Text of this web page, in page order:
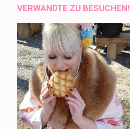
VERWANDTE ZU BESUCHEN!